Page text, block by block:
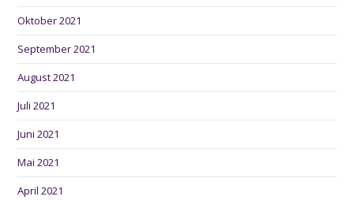
Oktober 2021
September 2021
August 2021
Juli 2021
Juni 2021
Mai 2021
April 2021